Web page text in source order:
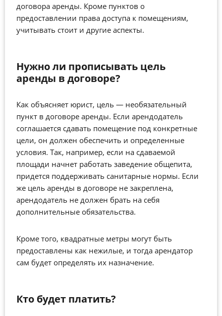
договора аренды. Кроме пунктов о
предоставлении права доступа к помещениям,
учитывать стоит и другие аспекты.
Нужно ли прописывать цель
аренды в договоре?
Как объясняет юрист, цель — необязательный
пункт в договоре аренды. Если арендодатель
соглашается сдавать помещение под конкретные
цели, он должен обеспечить и определенные
условия. Так, например, если на сдаваемой
площади начнет работать заведение общепита,
придется поддерживать санитарные нормы. Если
же цель аренды в договоре не закреплена,
арендодатель не должен брать на себя
дополнительные обязательства.
Кроме того, квадратные метры могут быть
предоставлены как нежилые, и тогда арендатор
сам будет определять их назначение.
Кто будет платить?